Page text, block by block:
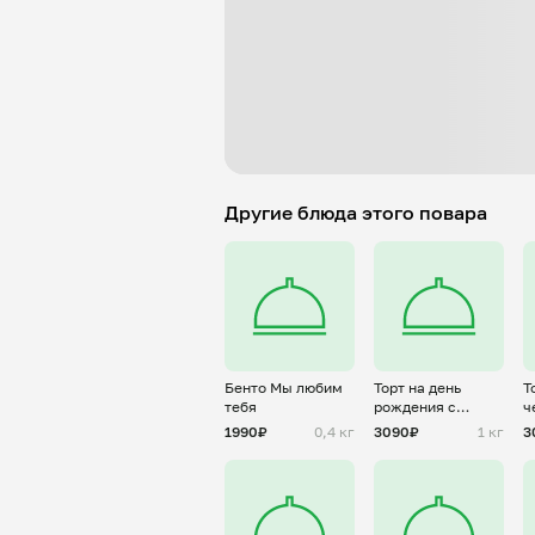
Другие блюда этого повара
Бенто Мы любим
тебя
1990₽
0,4 кг
Торт на день
рождения с
золотой надписью
3090₽ 1 кг